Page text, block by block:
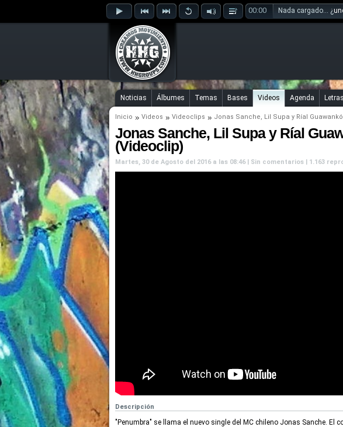
00:00 Nada cargado... ¿
Noticias Álbumes Temas Bases Videos Agenda Letras
Inicio Videos Videoclips Jonas Sanche, Lil Supa y Ríal Guawankó
Jonas Sanche, Lil Supa y Ríal
(Videoclip)
Martes, 30 de Agosto del 2016 a las 08:46 | Sin comentarios | 1.163
Descripción
"Penumbra" se llama el nuevo single del MC chileno Jonas Sanche. El